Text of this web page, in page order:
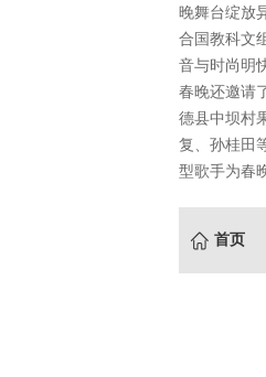
晚舞台绽放
合国教科文
音与时尚明
春晚还邀请
德县中坝村
复、孙桂田
型歌手为春
首页